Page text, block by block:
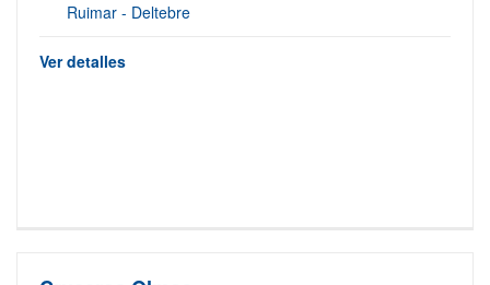
Ruimar - Deltebre
Ver detalles